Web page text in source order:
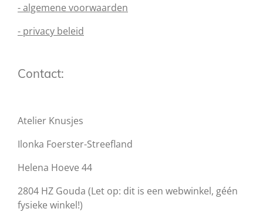
- algemene voorwaarden
- privacy beleid
Contact:
Atelier Knusjes
Ilonka Foerster-Streefland
Helena Hoeve 44
2804 HZ Gouda (Let op: dit is een webwinkel, géén
fysieke winkel!)